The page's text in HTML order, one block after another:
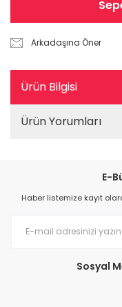
Arkadaşına Öner
Ürün Bilgisi
Ürün Yorumları
E-
Haber listemize kayıt
Sosyal